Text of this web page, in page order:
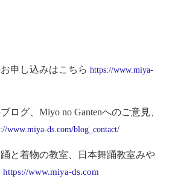
申し込みはこちら https://www.miya-
ログ、Miyo no Gantenへのご意見、
www.miya-ds.com/blog_contact/
と着物の教室、日本舞踊教室みや
https://www.miya-ds.com